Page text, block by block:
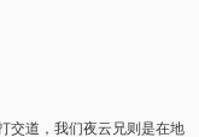
交道，我们夜云兄则是在地